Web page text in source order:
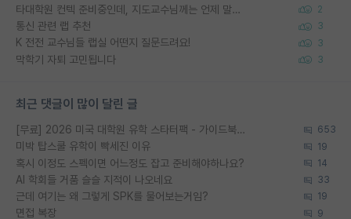
타대학원 컨텍 준비중인데, 지도교수님께는 언제 말씀드려야 할까요? 2
통신 관련 랩 추천 3
K 전전 교수님들 랩실 어떤지 질문드려요! 3
막학기 자퇴 고민됩니다 3
최근 댓글이 많이 달린 글
[무료] 2026 미국 대학원 유학 스타터팩 - 가이드북 & 합격자 컨택메일 템플릿 653
미박 탑스쿨 유학이 빡세진 이유 19
혹시 이정도 스펙이면 어느정도 잡고 준비해야하나요? 14
AI 학회들 거품 슬슬 지적이 나오네요 33
근데 여기는 왜 그렇게 SPK를 물어보는거임? 19
면접 복장 9